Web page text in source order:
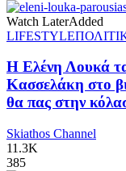
Watch LaterAdded
LIFESTYLE
Η Ελένη Λουκά
Κασσελάκη στο
θα πας στην
Skiathos Channel
11.3K
385